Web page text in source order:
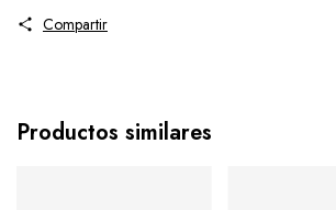
Compartir
Productos similares